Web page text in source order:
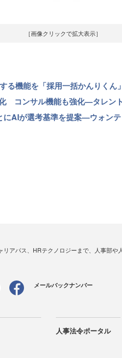
［画像クリックで拡大表示］
る機能を「採用一括かんりく
コンサル機能も強化—タレン
AIが選考基準を提案—ウォン
アパス、HRテクノロジーまで、人事部
メールバックナンバー
人事法令ポータル